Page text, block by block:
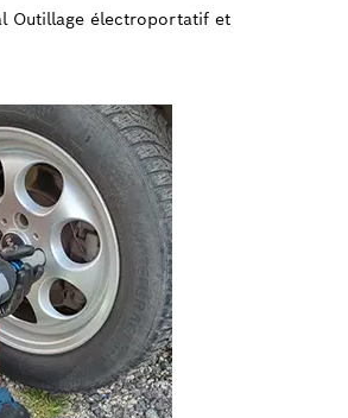
Outillage électroportatif et